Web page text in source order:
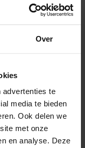
Over
advertenties te
media te bieden
Ook delen we
met onze
en analyse. Deze
naar
strakke